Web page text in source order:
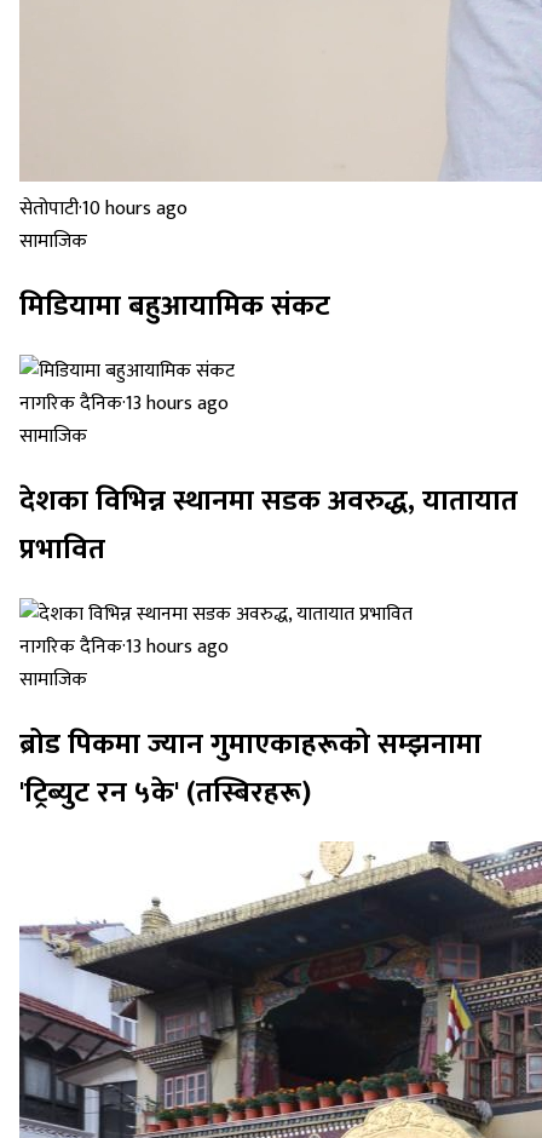
सेतोपाटी·10 hours ago
सामाजिक
मिडियामा बहुआयामिक संकट
नागरिक दैनिक·13 hours ago
सामाजिक
देशका विभिन्न स्थानमा सडक अवरुद्ध, यातायात
प्रभावित
नागरिक दैनिक·13 hours ago
सामाजिक
ब्रोड पिकमा ज्यान गुमाएकाहरूको सम्झनामा
'ट्रिब्युट रन ५के' (तस्बिरहरू)